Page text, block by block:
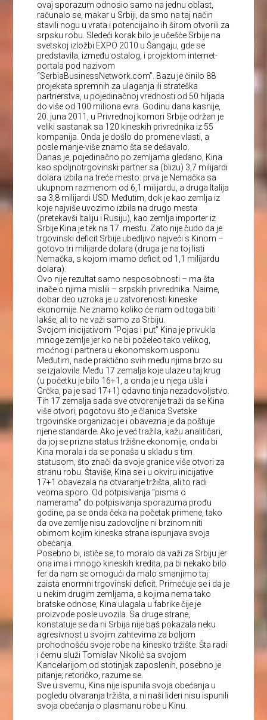
ovaj sporazum odnosio samo na jednu oblast,
računalo se, makar u Srbiji, da smo na taj način
stavili nogu u vrata i potencijalno ih širom otvorili za
srpsku robu. Sledeći korak bilo je učešće Srbije na
svetskoj izložbi EXPO 2010 u Šangaju, gde se
predstavila, između ostalog, i projektom internet-
portala pod nazivom
“SerbiaBusinessNetwork.com”. Bazu je činilo 88
projekata spremnih za ulaganja ili strateška
partnerstva, u pojedinačnoj vrednosti od 50 hiljada
do više od 100 miliona evra. Godinu dana kasnije,
20. juna 2011, u Privrednoj komori Srbije održan je
veliki sastanak sa 120 kineskih privrednika iz 55
kompanija. Onda je došlo do promene vlasti, a
posle manje-više znamo šta se dešavalo.
Danas je, pojedinačno po zemljama gledano, Kina
kao spoljnotrgovinski partner sa (blizu) 3,7 milijardi
dolara izbila na treće mesto: prva je Nemačka sa
ukupnom razmenom od 6,1 milijardu, a druga Italija
sa 3,8 milijardi USD. Međutim, dok je kao zemlja iz
koje najviše uvozimo izbila na drugo mesta
(pretekavši Italiju i Rusiju), kao zemlja importer iz
Srbije Kina je tek na 17. mestu. Zato nije čudo da je
trgovinski deficit Srbije ubedljivo najveći s Kinom –
gotovo tri milijarde dolara (druga je na toj listi
Nemačka, s kojom imamo deficit od 1,1 milijardu
dolara).
Ovo nije rezultat samo nesposobnosti – ma šta
inače o njima mislili – srpskih privrednika. Naime,
dobar deo uzroka je u zatvorenosti kineske
ekonomije. Ne znamo koliko će nam od toga biti
lakše, ali to ne važi samo za Srbiju.
Svojom inicijativom “Pojas i put” Kina je privukla
mnoge zemlje jer ko ne bi poželeo tako velikog,
moćnog i partnera u ekonomskom usponu.
Međutim, nade praktično svih među njima brzo su
se izjalovile. Među 17 zemalja koje ulaze u taj krug
(u početku je bilo 16+1, a onda je u njega ušla i
Grčka, pa je sad 17+1) odavno tinja nezadovoljstvo.
Tih 17 zemalja sada sve otvorenije traži da se Kina
više otvori, pogotovu što je članica Svetske
trgovinske organizacije i obavezna je da poštuje
njene standarde. Ako je već tražila, kažu analitičari,
da joj se prizna status tržišne ekonomije, onda bi
Kina morala i da se ponaša u skladu s tim
statusom, što znači da svoje granice više otvori za
stranu robu. Štaviše, Kina se i u okviru inicijative
17+1 obavezala na otvaranje tržišta, ali to radi
veoma sporo. Od potpisivanja “pisma o
namerama” do potpisivanja sporazuma prođu
godine, pa se onda čeka na početak primene, tako
da ove zemlje nisu zadovoljne ni brzinom niti
obimom kojim kineska strana ispunjava svoja
obećanja.
Posebno bi, ističe se, to moralo da važi za Srbiju jer
ona ima i mnogo kineskih kredita, pa bi nekako bilo
fer da nam se omogući da malo smanjimo taj
zaista enormni trgovinski deficit. Primećuje se i da je
u nekim drugim zemljama, s kojima nema tako
bratske odnose, Kina ulagala u fabrike čije je
proizvode posle uvozila. Sa druge strane,
konstatuje se da ni Srbija nije baš pokazala neku
agresivnost u svojim zahtevima za boljom
prohodnošću svoje robe na kinesko tržište. Šta radi
i čemu služi Tomislav Nikolić sa svojom
Kancelarijom od stotinjak zaposlenih, posebno je
pitanje; retoričko, razume se.
Sve u svemu, Kina nije ispunila svoja obećanja u
pogledu otvaranja tržišta, a ni naši lideri nisu ispunili
svoja obećanja o plasmanu robe u Kinu.